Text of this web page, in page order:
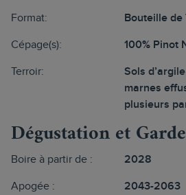
Format: Bouteille de
Cépage(s): 100% Pinot
Terroir:
Sols
marnes
plusieurs
Dégustation et Garde
Boire à partir de : 2028
Apogée : 2043-2063